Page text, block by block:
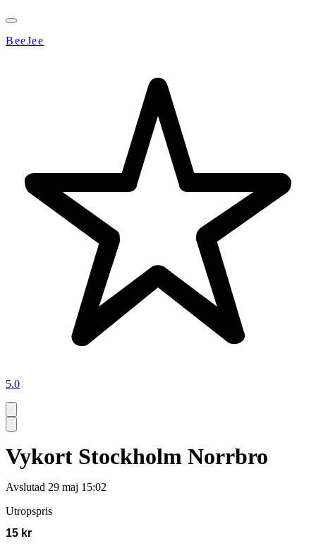
BeeJee
5.0
Vykort Stockholm Norrbro
Avslutad 29 maj 15:02
Utropspris
15 kr